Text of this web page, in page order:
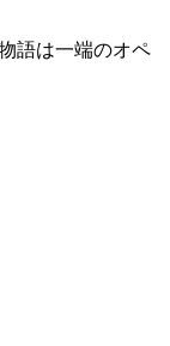
語は一端のオペ